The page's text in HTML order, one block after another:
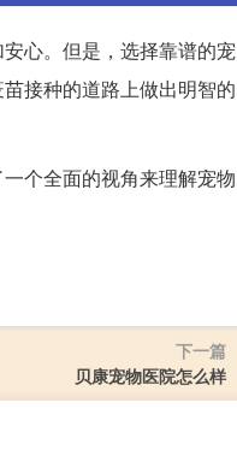
心。但是，选择靠谱的宠
接种的道路上做出明智的
个全面的视角来理解宠物
下一篇
贝康宠物医院怎么样